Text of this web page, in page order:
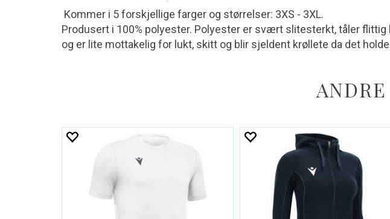
Kommer i 5 forskjellige farger og størrelser: 3XS - 3XL.
Produsert i 100% polyester. Polyester er svært slitesterkt, tåler
og er lite mottakelig for lukt, skitt og blir sjeldent krøllete da det